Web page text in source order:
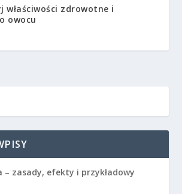
właściwości zdrowotne i
owocu
– zasady, efekty i przykładowy